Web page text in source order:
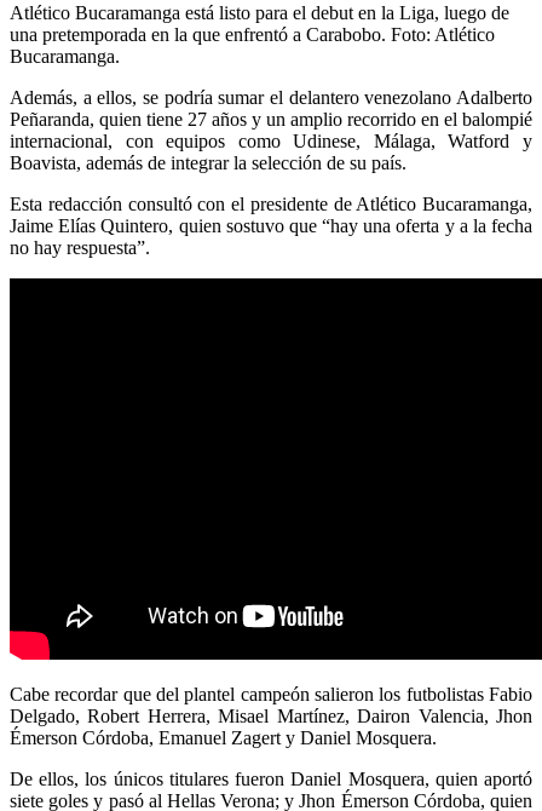
Atlético Bucaramanga está listo para el debut en la Liga, luego de
una pretemporada en la que enfrentó a Carabobo. Foto: Atlético
Bucaramanga.
Además, a ellos, se podría sumar el delantero venezolano Adalberto
Peñaranda, quien tiene 27 años y un amplio recorrido en el balompié
internacional, con equipos como Udinese, Málaga, Watford y
Boavista, además de integrar la selección de su país.
Esta redacción consultó con el presidente de Atlético Bucaramanga,
Jaime Elías Quintero, quien sostuvo que “hay una oferta y a la fecha
no hay respuesta”.
Cabe recordar que del plantel campeón salieron los futbolistas Fabio
Delgado, Robert Herrera, Misael Martínez, Dairon Valencia, Jhon
Émerson Córdoba, Emanuel Zagert y Daniel Mosquera.
De ellos, los únicos titulares fueron Daniel Mosquera, quien aportó
siete goles y pasó al Hellas Verona; y Jhon Émerson Córdoba, quien